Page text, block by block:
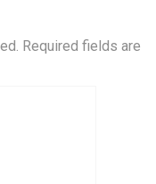
Required fields are